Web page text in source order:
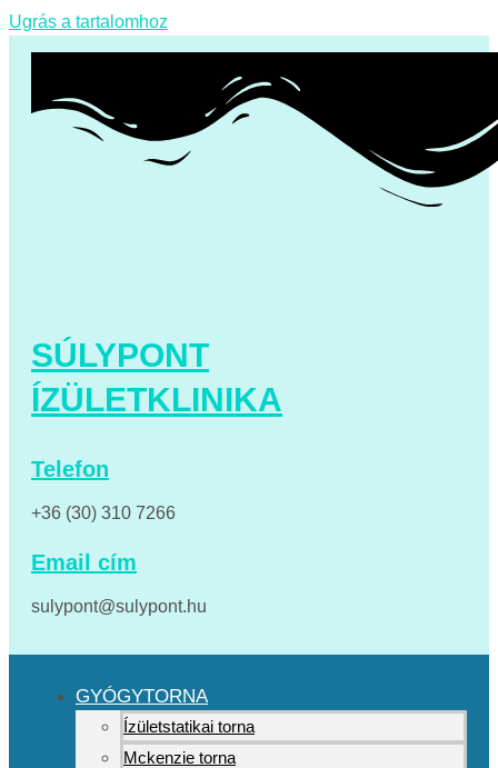
Ugrás a tartalomhoz
SÚLYPONT
ÍZÜLETKLINIKA
Telefon
+36 (30) 310 7266
Email cím
sulypont@sulypont.hu
GYÓGYTORNA
Ízületstatikai torna
Mckenzie torna